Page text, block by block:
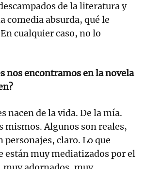
de la literatura y
comedia absurda, qué le
cualquier caso, no lo
nos encontramos en la novela
nacen de la vida. De la mía.
mismos. Algunos son reales,
personajes, claro. Lo que
están muy mediatizados por el